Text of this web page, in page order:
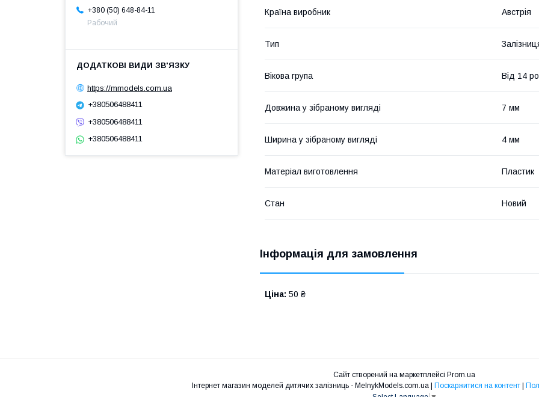
Країна виробник Австрія
Тип
Вікова група Від 14
Довжина у зібраному вигляді 7 мм
Ширина у зібраному вигляді 4 мм
Матеріал виготовлення Пластик
Стан Новий
Інформація для замовлення
Ціна: 50 ₴
+380 (50) 648-84-11
Рабочий
https://mmodels.com.ua
+380506488411
+380506488411
+380506488411
Сайт створений на маркетплейсі Prom.ua
Поскаржитися на контент